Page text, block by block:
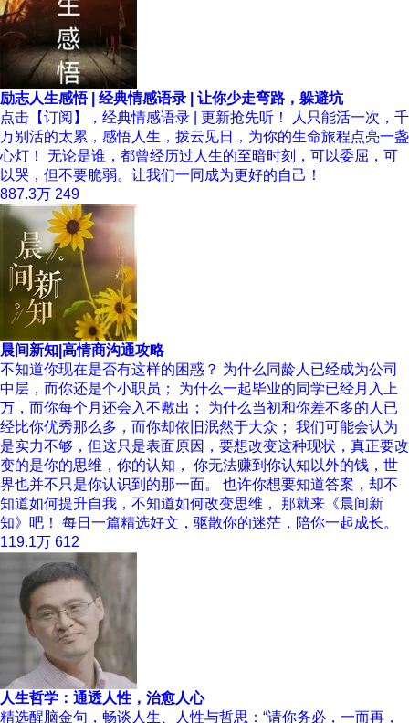
励志人生感悟 | 经典情感语录 | 让你少走弯路，躲避坑
点击【订阅】，经典情感语录 | 更新抢先听！ 人只能活一次，千
万别活的太累，感悟人生，拨云见日，为你的生命旅程点亮一盏
心灯！ 无论是谁，都曾经历过人生的至暗时刻，可以委屈，可
以哭，但不要脆弱。让我们一同成为更好的自己！
887.3万 249
晨间新知|高情商沟通攻略
不知道你现在是否有这样的困惑？ 为什么同龄人已经成为公司
中层，而你还是个小职员； 为什么一起毕业的同学已经月入上
万，而你每个月还会入不敷出； 为什么当初和你差不多的人已
经比你优秀那么多，而你却依旧泯然于大众； 我们可能会认为
是实力不够，但这只是表面原因，要想改变这种现状，真正要改
变的是你的思维，你的认知， 你无法赚到你认知以外的钱，世
界也并不只是你认识到的那一面。 也许你想要知道答案，却不
知道如何提升自我，不知道如何改变思维， 那就来《晨间新
知》吧！ 每日一篇精选好文，驱散你的迷茫，陪你一起成长。
119.1万 612
人生哲学：通透人性，治愈人心
精选醒脑金句，畅谈人生、人性与哲思：“请你务必，一而再，